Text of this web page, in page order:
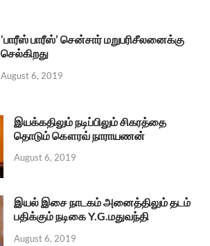
‘பாரீஸ் பாரீஸ்’ சென்சார் மறுபரிசீலனைக்கு
செல்கிறது
August 6, 2019
இயக்கதிலும் நடிப்பிலும் சிகரத்தை
தொடும் கௌரவ் நாராயணன்
August 6, 2019
இயல் இசை நாடகம் அனைத்திலும் தடம்
பதிக்கும் நடிகை Y.G.மதுவந்தி
August 6, 2019